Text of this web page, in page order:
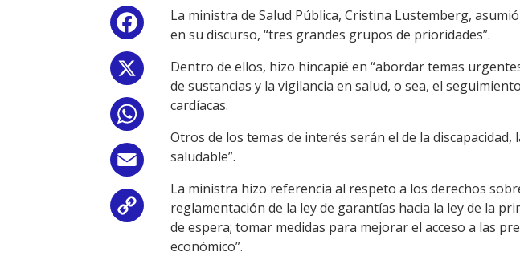
Facebook
Email
Copy
Link
La ministra de Salud Pública, Cristina Lustemberg,
en su discurso, “tres grandes grupos de prioridades”.
Dentro de ellos, hizo hincapié en “abordar temas
de sustancias y la vigilancia en salud, o sea, el
cardíacas.
Otros de los temas de interés serán el de la
saludable”.
La ministra hizo referencia al respeto a los derechos
reglamentación de la ley de garantías hacia la ley de la
de espera; tomar medidas para mejorar el acceso a las
económico”.